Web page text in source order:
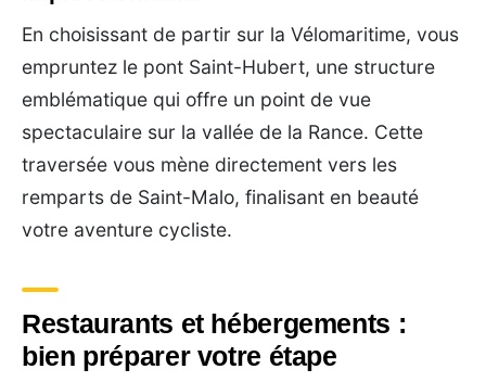
En choisissant de partir sur la Vélomaritime, vous
empruntez le pont Saint-Hubert, une structure
emblématique qui offre un point de vue
spectaculaire sur la vallée de la Rance. Cette
traversée vous mène directement vers les
remparts de Saint-Malo, finalisant en beauté
votre aventure cycliste.
Restaurants et hébergements :
bien préparer votre étape